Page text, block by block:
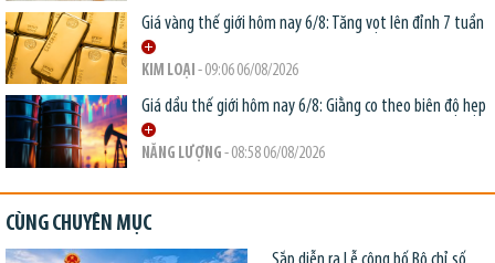
Giá vàng thế giới hôm nay 6/8: Tăng vọt lên đỉnh 7 tuần
KIM LOẠI - 09:06 06/08/2026
Giá dầu thế giới hôm nay 6/8: Giằng co theo biên độ hẹp
NĂNG LƯỢNG - 08:58 06/08/2026
CÙNG CHUYÊN MỤC